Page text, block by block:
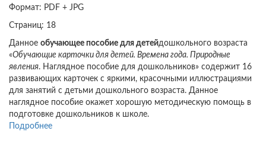
Формат: PDF + JPG
Страниц: 18
Данное обучающее пособие для детейдошкольного возраста
«Обучающие карточки для детей. Времена года. Природные
явления. Наглядное пособие для дошкольников» содержит 16
развивающих карточек с яркими, красочными иллюстрациями
для занятий с детьми дошкольного возраста. Данное
наглядное пособие окажет хорошую методическую помощь в
подготовке дошкольников к школе.
Подробнее